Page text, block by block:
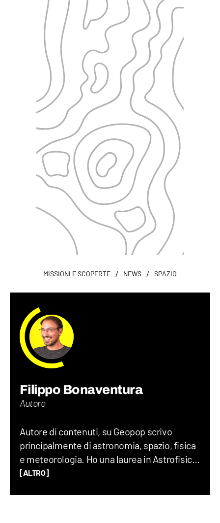
MISSIONI E SCOPERTE / NEWS / SPAZIO
Filippo Bonaventura
Autore
Autore di contenuti, su Geopop scrivo
principalmente di astronomia, spazio, fisica
e meteorologia. Ho una laurea in Astrofisica,
un Master in Comunicazione della Scienza
[ALTRO]